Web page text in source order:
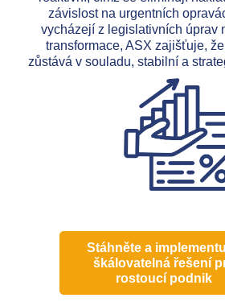
závislost na urgentních
vycházejí z legislativních úprav
transformace, ASX zajišťuje,
zůstává v souladu, stabilní a
Stáhněte a
škálovatelná řešení
rostoucí podnik